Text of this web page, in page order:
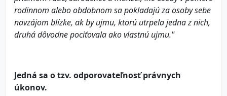
rodinnom alebo obdobnom sa pokladajú za osoby sebe
navzájom blízke, ak by ujmu, ktorú utrpela jedna z nich,
druhá dôvodne pociťovala ako vlastnú ujmu."
Jedná sa o tzv. odporovateľnosť právnych
úkonov.